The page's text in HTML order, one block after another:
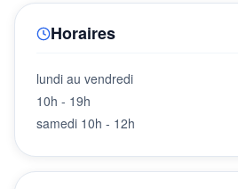
Horaires
lundi au vendredi
10h - 19h
samedi 10h - 12h